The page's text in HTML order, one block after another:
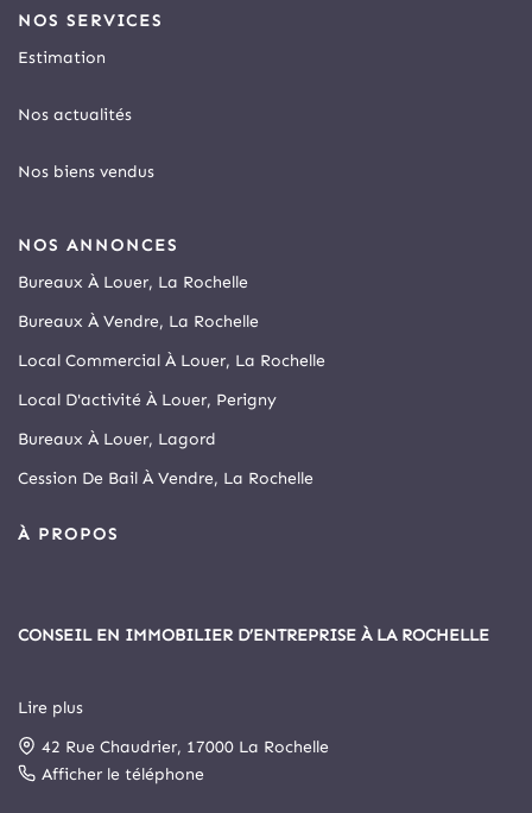
NOS SERVICES
Estimation
Nos actualités
Nos biens vendus
NOS ANNONCES
Bureaux À Louer, La Rochelle
Bureaux À Vendre, La Rochelle
Local Commercial À Louer, La Rochelle
Local D'activité À Louer, Perigny
Bureaux À Louer, Lagord
Cession De Bail À Vendre, La Rochelle
À PROPOS
CONSEIL EN IMMOBILIER D’ENTREPRISE À LA ROCHELLE
Depuis 1999, Arthur Loyd La Rochelle est le principal cabinet
spécialisé en immobilier d’entreprise et commerce de la cité
rochelaise.
Lire plus
42 Rue Chaudrier, 17000 La Rochelle
Afficher le téléphone